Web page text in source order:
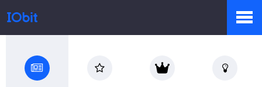
Produkte